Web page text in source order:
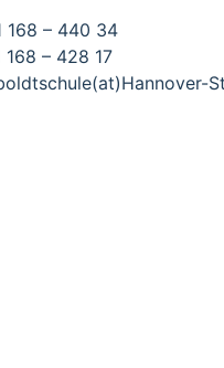
168 – 440 34
168 – 428 17